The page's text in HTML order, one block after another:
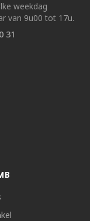
weekdag
van 9u00 tot 17u.
31